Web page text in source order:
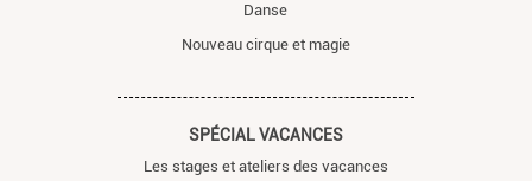
Danse
Nouveau cirque et magie
SPÉCIAL VACANCES
Les stages et ateliers des vacances